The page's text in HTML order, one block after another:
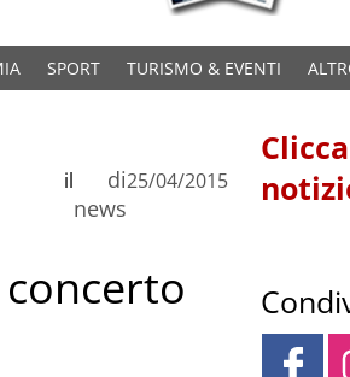
SPORT TURISMO & EVENTI
di
news
il 25/04/2015